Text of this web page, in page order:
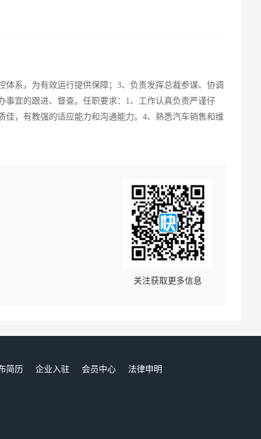
系，为有效运行提供保障；3、负责发挥总裁参谋、协调
宜的跟进、督查。任职要求：1、工作认真负责严谨仔
，有教强的适应能力和沟通能力。4、熟悉汽车销售和维
关注获取更多信息
简历 企业入驻 会员中心
法律申明